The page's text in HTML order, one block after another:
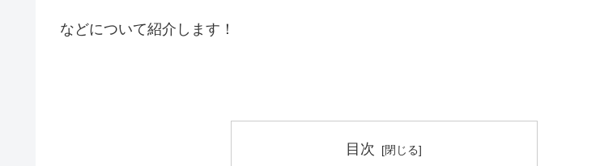
などについて紹介します！
目次